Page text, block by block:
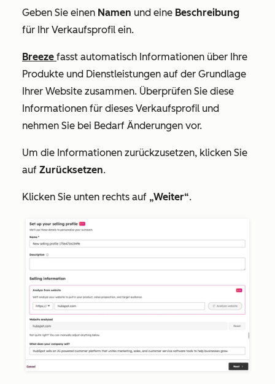
Geben Sie einen Namen und eine Beschreibung
für Ihr Verkaufsprofil ein.
Breeze fasst automatisch Informationen über Ihre
Produkte und Dienstleistungen auf der Grundlage
Ihrer Website zusammen. Überprüfen Sie diese
Informationen für dieses Verkaufsprofil und
nehmen Sie bei Bedarf Änderungen vor.
Um die Informationen zurückzusetzen, klicken Sie
auf Zurücksetzen.
Klicken Sie unten rechts auf „Weiter“.